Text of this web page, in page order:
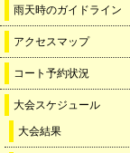
雨天時のガイドライン
アクセスマップ
コート予約状況
大会スケジュール
大会結果